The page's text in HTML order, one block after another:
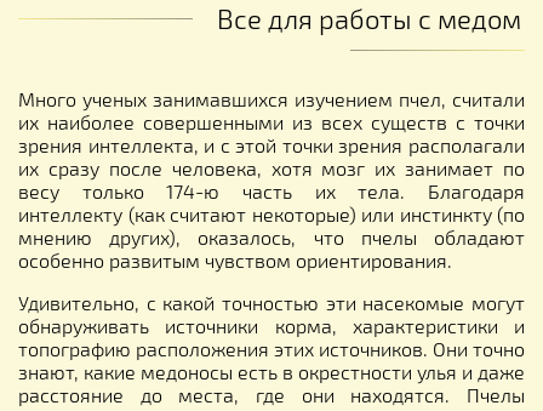
Все для работы с медом
Много ученых занимавшихся изучением пчел, считали
их наиболее совершенными из всех существ с точки
зрения интеллекта, и с этой точки зрения располагали
их сразу после человека, хотя мозг их занимает по
весу только 174-ю часть их тела. Благодаря
интеллекту (как считают некоторые) или инстинкту (по
мнению других), оказалось, что пчелы обладают
особенно развитым чувством ориентирования.
Удивительно, с какой точностью эти насекомые могут
обнаруживать источники корма, характеристики и
топографию расположения этих источников. Они точно
знают, какие медоносы есть в окрестности улья и даже
расстояние до места, где они находятся. Пчелы